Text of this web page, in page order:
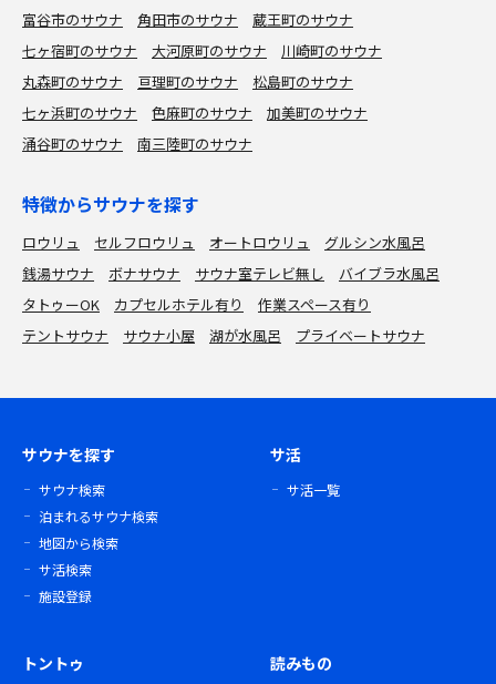
富谷市のサウナ
角田市のサウナ
蔵王町のサウナ
七ヶ宿町のサウナ
大河原町のサウナ
川崎町のサウナ
丸森町のサウナ
亘理町のサウナ
松島町のサウナ
七ヶ浜町のサウナ
色麻町のサウナ
加美町のサウナ
涌谷町のサウナ
南三陸町のサウナ
特徴からサウナを探す
ロウリュ セルフロウリュ オートロウリュ
グルシン水風呂
銭湯サウナ
ボナサウナ サウナ室テレビ無し
バイブラ水風呂
タトゥーOK
カプセルホテル有り
作業スペース有り
テントサウナ
サウナ小屋 湖が水風呂 プライベートサウナ
サウナを探す
サウナ検索
泊まれるサウナ検索
地図から検索
サ活検索
施設登録
サ活
サ活一覧
トントゥ 読みもの